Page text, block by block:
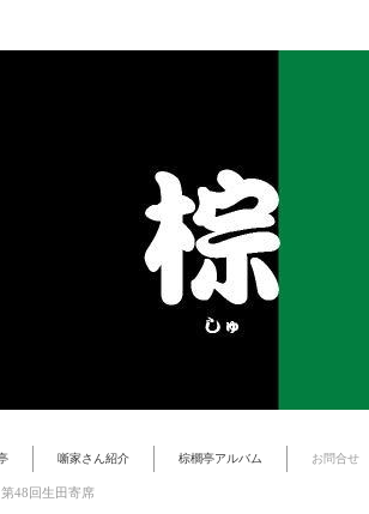
噺家さん紹介 棕櫚亭アルバム お問合せ
第48回生田寄席